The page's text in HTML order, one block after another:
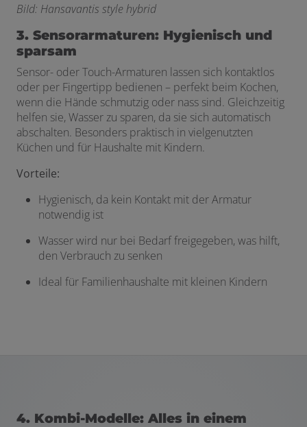
BiId: Hansavantis style hybrid
3. Sensorarmaturen: Hygienisch und
sparsam
Sensor- oder Touch-Armaturen lassen sich kontaktlos
oder per Fingertipp bedienen – perfekt beim Kochen,
wenn die Hände schmutzig oder nass sind. Gleichzeitig
helfen sie, Wasser zu sparen, da sie sich automatisch
abschalten. Besonders praktisch in vielgenutzten
Küchen und für Haushalte mit Kindern.
Vorteile:
Hygienisch, da kein Kontakt mit der Armatur
notwendig ist
Wasser wird nur bei Bedarf freigegeben, was hilft,
den Verbrauch zu senken
Ideal für Familienhaushalte mit kleinen Kindern
4. Kombi-Modelle: Alles in einem